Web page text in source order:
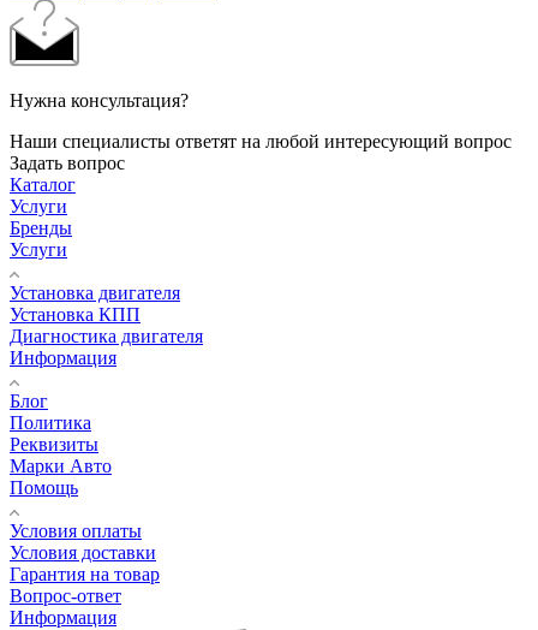
Нужна консультация?
Наши специалисты ответят на любой интересующий вопрос
Задать вопрос
Каталог
Услуги
Бренды
Услуги
Установка двигателя
Установка КПП
Диагностика двигателя
Информация
Блог
Политика
Реквизиты
Марки Авто
Помощь
Условия оплаты
Условия доставки
Гарантия на товар
Вопрос-ответ
Информация